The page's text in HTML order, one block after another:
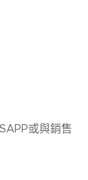
或與銷售